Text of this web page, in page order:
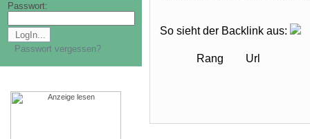
Passwort:
Passwort vergessen?
So sieht der Backlink aus:
Rang Url